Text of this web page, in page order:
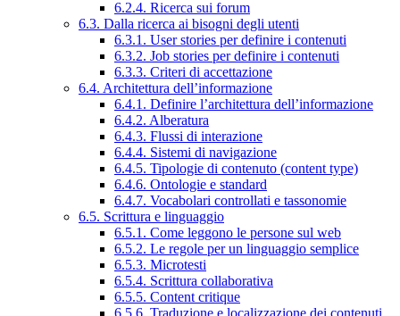
6.2.4. Ricerca sui forum
6.3. Dalla ricerca ai bisogni degli utenti
6.3.1. User stories per definire i contenuti
6.3.2. Job stories per definire i contenuti
6.3.3. Criteri di accettazione
6.4. Architettura dell’informazione
6.4.1. Definire l’architettura dell’informazione
6.4.2. Alberatura
6.4.3. Flussi di interazione
6.4.4. Sistemi di navigazione
6.4.5. Tipologie di contenuto (content type)
6.4.6. Ontologie e standard
6.4.7. Vocabolari controllati e tassonomie
6.5. Scrittura e linguaggio
6.5.1. Come leggono le persone sul web
6.5.2. Le regole per un linguaggio semplice
6.5.3. Microtesti
6.5.4. Scrittura collaborativa
6.5.5. Content critique
6.5.6. Traduzione e localizzazione dei contenuti